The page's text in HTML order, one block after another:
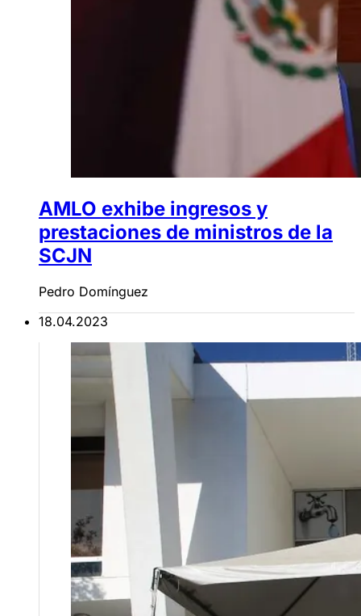
AMLO exhibe ingresos y
prestaciones de ministros de la
SCJN
Pedro Domínguez
18.04.2023